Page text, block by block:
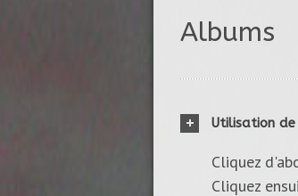
Albums
Utilisation
Cliquez
Cliquez